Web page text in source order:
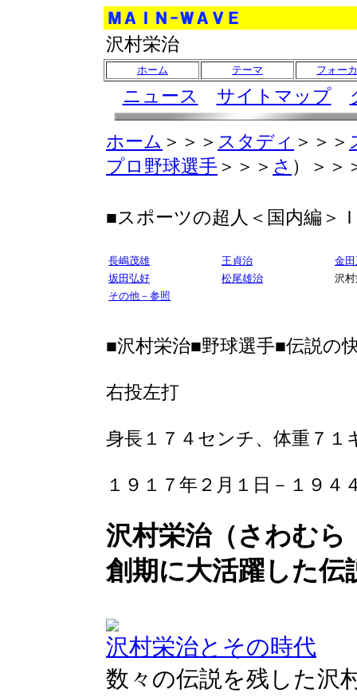
沢村栄治
ホーム テーマ フォー
ニュース サイトマップ
ホーム ＞＞＞ スタディ ＞＞＞
プロ野球選手 ＞＞＞ さ ）＞＞
■スポーツの超人＜国内編＞
長嶋茂雄 王貞治
金
坂田弘好
松尾雄治
沢
その他－参照
■沢村栄治■野球選手■伝説の
右投左打
身長１７４センチ、体重７１
１９１７年２月１日－１９４
沢村栄治（さわむ
創期に大活躍した伝
沢村栄治とその時代
数々の伝説を残した沢